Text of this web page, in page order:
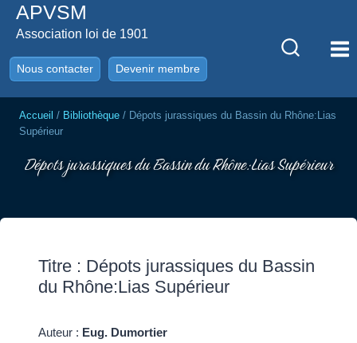
AllerAPVSM
Association loi de 1901
Nous contacter Devenir membre
Accueil / Bibliothèque / Dépots jurassiques du Bassin du Rhône:Lias
Supérieur
Dépots jurassiques du Bassin du Rhône:Lias Supérieur
Titre : Dépots jurassiques du Bassin
du Rhône:Lias Supérieur
Auteur : Eug. Dumortier